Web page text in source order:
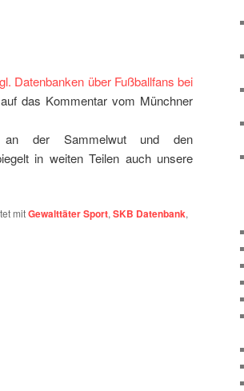
Datenbanken über Fußballfans bei
das Kommentar vom Münchner
der Sammelwut und den
in weiten Teilen auch unsere
mitGewalttäter Sport, SKB Datenbank,